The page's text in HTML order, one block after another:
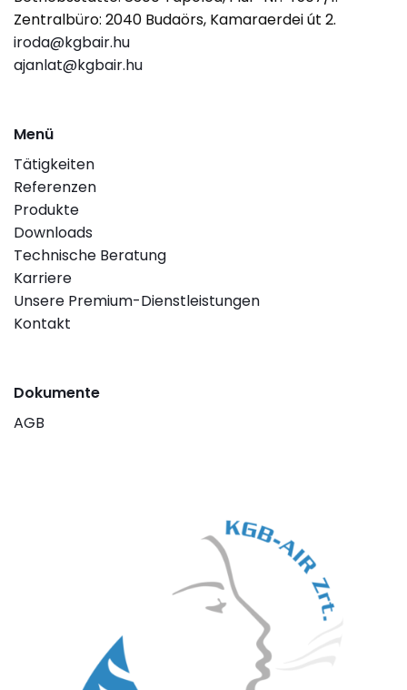
Zentralbüro: 2040 Budaörs, Kamaraerdei út 2.
iroda@kgbair.hu
ajanlat@kgbair.hu
Menü
Tätigkeiten
Referenzen
Produkte
Downloads
Technische Beratung
Karriere
Unsere Premium-Dienstleistungen
Kontakt
Dokumente
AGB